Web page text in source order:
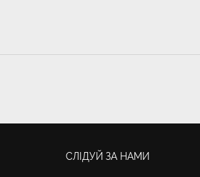
СЛІДУЙ ЗА НАМИ